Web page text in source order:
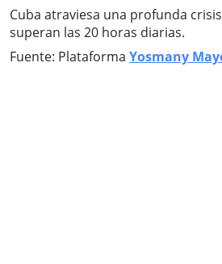
Cuba atraviesa una profunda
superan las 20 horas diarias.
Fuente: Plataforma Yosmany